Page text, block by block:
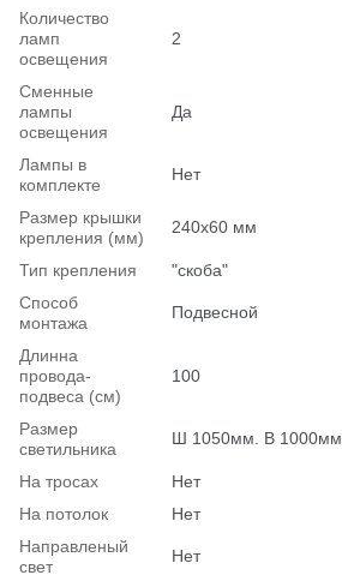
Количество
ламп
освещения
2
Сменные
лампы
освещения
Да
Лампы в
комплекте
Нет
Размер крышки
крепления (мм)
240х60 мм
Тип крепления
"скоба"
Способ
монтажа
Подвесной
Длинна
провода-
подвеса (см)
100
Размер
светильника
Ш 1050мм. В 1000мм.
На тросах
Нет
На потолок
Нет
Hаправленый
свет
Нет